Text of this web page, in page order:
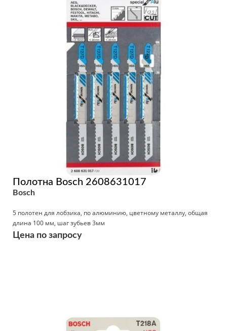
Полотна Bosch 2608631017
Bosch
5 полотен для лобзика, по алюминию, цветному металлу, общая
длина 100 мм, шаг зубьев 3мм
Цена по запросу